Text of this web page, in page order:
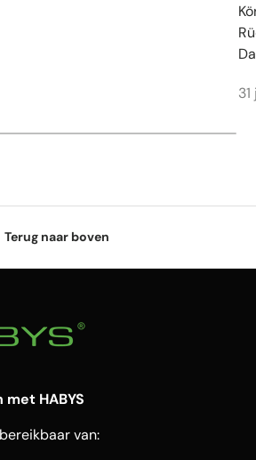
Terug naar boven
HABYS
van: